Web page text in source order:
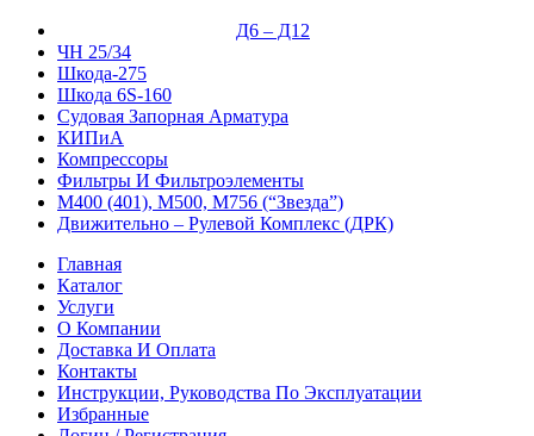
Д6 – Д12
ЧН 25/34
Шкода-275
Шкода 6S-160
Судовая Запорная Арматура
КИПиА
Компрессоры
Фильтры И Фильтроэлементы
М400 (401), М500, М756 (“Звезда”)
Движительно – Рулевой Комплекс (ДРК)
Главная
Каталог
Услуги
О Компании
Доставка И Оплата
Контакты
Инструкции, Руководства По Эксплуатации
Избранные